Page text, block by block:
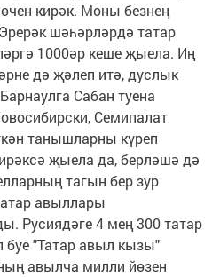
кирәк. Моны безнең
шәһәрләрдә татар
1000әр кеше җыела. Иң
дә җәлеп итә, дуслык
Сабан туена
Семипалат
танышларны күреп
җыела да, берләшә дә
тагын бер зур
авыллары
Русиядәге 4 мең 300 татар
"Татар авыл кызы"
авылча милли йөзен